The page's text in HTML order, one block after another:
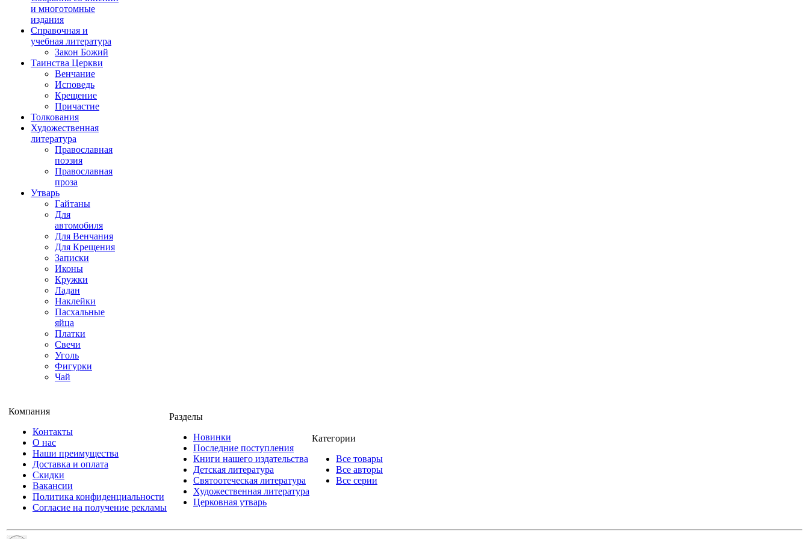
и многотомные
издания
Справочная и
учебная литература
Закон Божий
Таинства Церкви
Венчание
Исповедь
Крещение
Причастие
Толкования
Художественная
литература
Православная
поэзия
Православная
проза
Утварь
Гайтаны
Для
автомобиля
Для Венчания
Для Крещения
Записки
Иконы
Кружки
Ладан
Наклейки
Пасхальные
яйца
Платки
Свечи
Уголь
Фигурки
Чай
Компания
Контакты
О нас
Наши преимущества
Доставка и оплата
Скидки
Вакансии
Политика конфиденциальности
Согласие на получение рекламы
Разделы
Новинки
Последние поступления
Книги нашего издательства
Детская литература
Святоотеческая литература
Художественная литература
Церковная утварь
Категории
Все товары
Все авторы
Все серии